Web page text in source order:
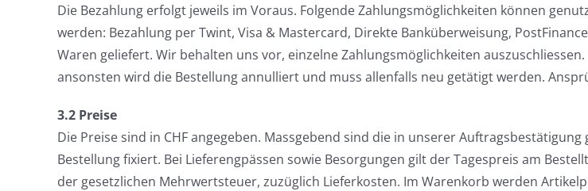
Die Bezahlung erfolgt jeweils im Voraus. Folgende Zahlungsmöglichkeiten können
werden: Bezahlung per Twint, Visa & Mastercard, Direkte Banküberweisung,
Waren geliefert. Wir behalten uns vor, einzelne Zahlungsmöglichkeiten
ansonsten wird die Bestellung annulliert und muss allenfalls neu getätigt werden.
3.2 Preise
Die Preise sind in CHF angegeben. Massgebend sind die in unserer
Bestellung fixiert. Bei Lieferengpässen sowie Besorgungen gilt der Tagespreis am
der gesetzlichen Mehrwertsteuer, zuzüglich Lieferkosten. Im Warenkorb werden